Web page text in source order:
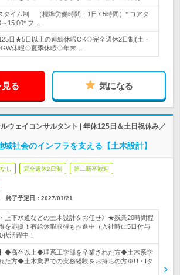
タイム制 （標準労働時間：1日7.5時間）* コアタ
15:00* フ…
日★5日以上の連続休暇OK◇完全週休2日制(土・
休暇◇夏季休暇◇年末…
る 気になる
ウェイコンサルタント | 年休125日＆土日祝休み／
社会のインフラを支える【土木設計】
し 完全週休2日制 第二新卒歓迎
終了予定日： 2027/01/21
上下水道などの土木設計をお任せ》★残業20時間程
を応援！有給休暇取得も推進中（入社時に5日付与
活躍中！
】◆高卒以上◆理系工学部を卒業された方◆土木系学
た方◆土木業界での実務経験をお持ちの方※U・Iタ